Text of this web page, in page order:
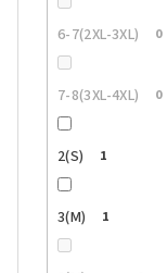
6-7(2XL-3XL) 0
7-8(3XL-4XL) 0
2(S) 1
3(M) 1